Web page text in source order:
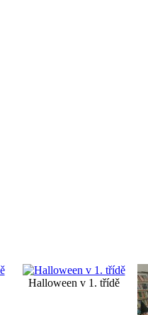
Halloween v 1. třídě